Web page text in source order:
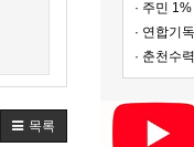
목록
· 주민 1% 연루된
· 연합기독
· 춘천수력 2호기 최첨단